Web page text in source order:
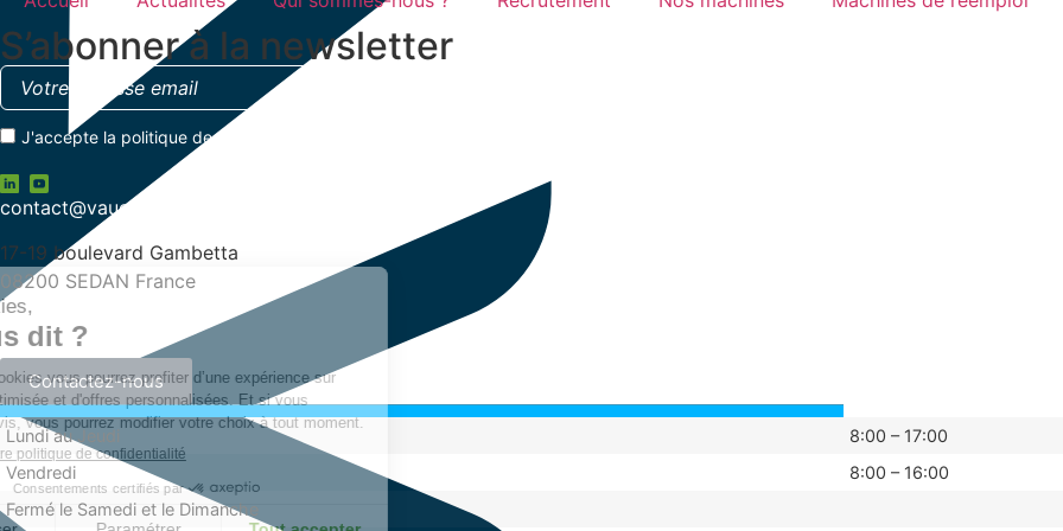
S’abonner à la newsletter
J'accepte la politique de confidentialité
contact@vauche.com
17-19 boulevard Gambetta
08200 SEDAN France
+33 (0)3 24 29 03 50
Contactez-nous
Lundi au Jeudi
8:00 – 17:00
Vendredi
8:00 – 16:00
Fermé le Samedi et le Dimanche